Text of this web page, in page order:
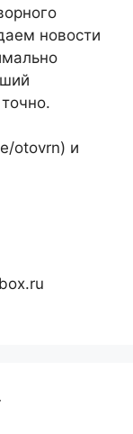
новости
otovrn) и